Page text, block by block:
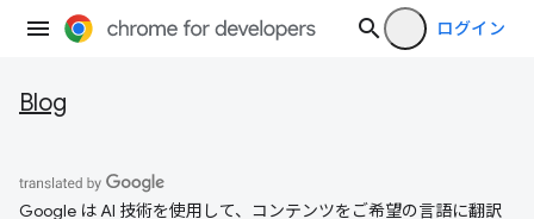
ログイン
Blog
Google は AI 技術を使用して、コンテンツをご希望の言語に翻訳